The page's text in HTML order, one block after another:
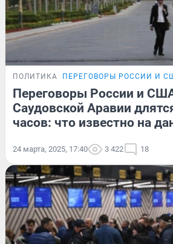
ПОЛИТИКА ПЕРЕГОВОРЫ РОССИИ И
Переговоры России и
Саудовской Аравии
часов: что известно на
24 марта, 2025, 17:40 3 422 18